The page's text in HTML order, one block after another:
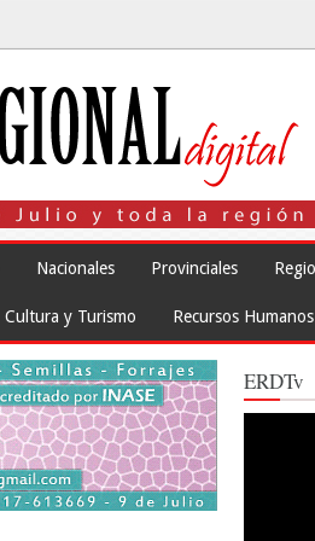
Nacionales Provinciales
Cultura y Turismo Recursos Humanos
ERDTv